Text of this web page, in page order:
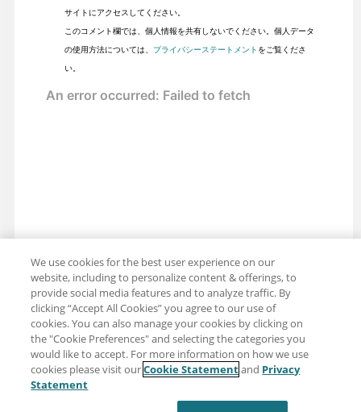
サイトにアクセスしてください。
このコメント欄では、個人情報を共有しないでください。個人データ
の使用方法については、
プライバシーステートメント をご覧くださ
い。
共有: メール
ツイッター
プライバシー 利用規約
We use cookies for the best user experience on our
website, including to personalize content & offerings, to
provide social media features and to analyze traffic. By
clicking “Accept All Cookies” you agree to our use of
cookies. You can also manage your cookies by clicking on
the "Cookie Preferences" and selecting the categories you
would like to accept. For more information on how we use
cookies please visit ourCookie Statementand Privacy
Statement